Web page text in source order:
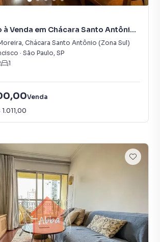
Venda em Chácara Santo Antônio
, Chácara Santo Antônio (Zona Sul)
· São Paulo, SP
1
Venda
1.011,00